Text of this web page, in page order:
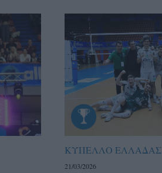
ΚΥΠΕΛΛΟ ΕΛΛΑΔΑΣ
21/03/2026